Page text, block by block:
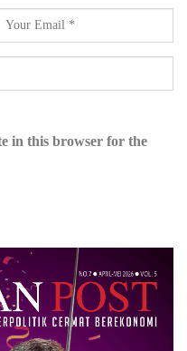
in this browser for the